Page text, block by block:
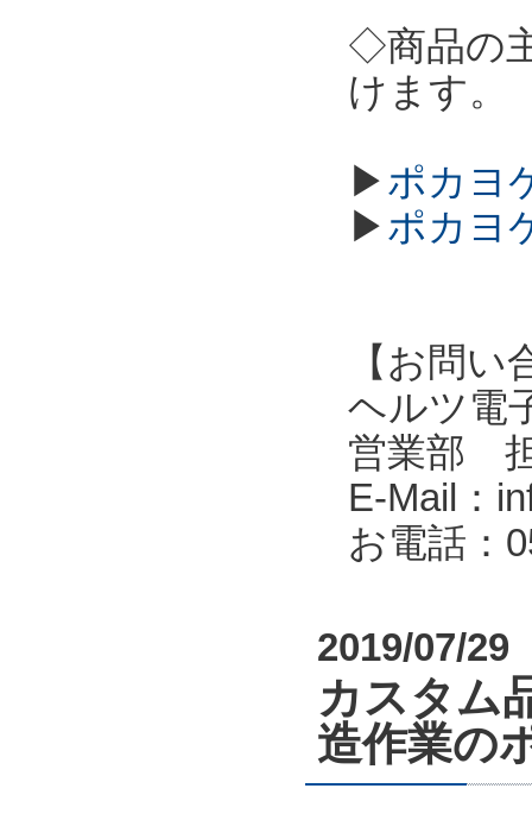
◇商品の
けます。
▶ポカヨ
▶ポカヨ
【お問い
ヘルツ電
営業部
E-Mail：
お電話：
2019/07/29
カスタム
造作業の